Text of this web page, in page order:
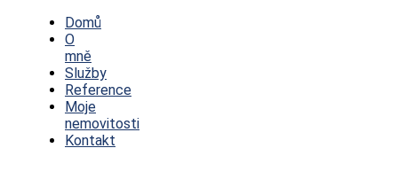
NavigationDomů
O
mně
Služby
Reference
Moje
nemovitosti
Kontakt